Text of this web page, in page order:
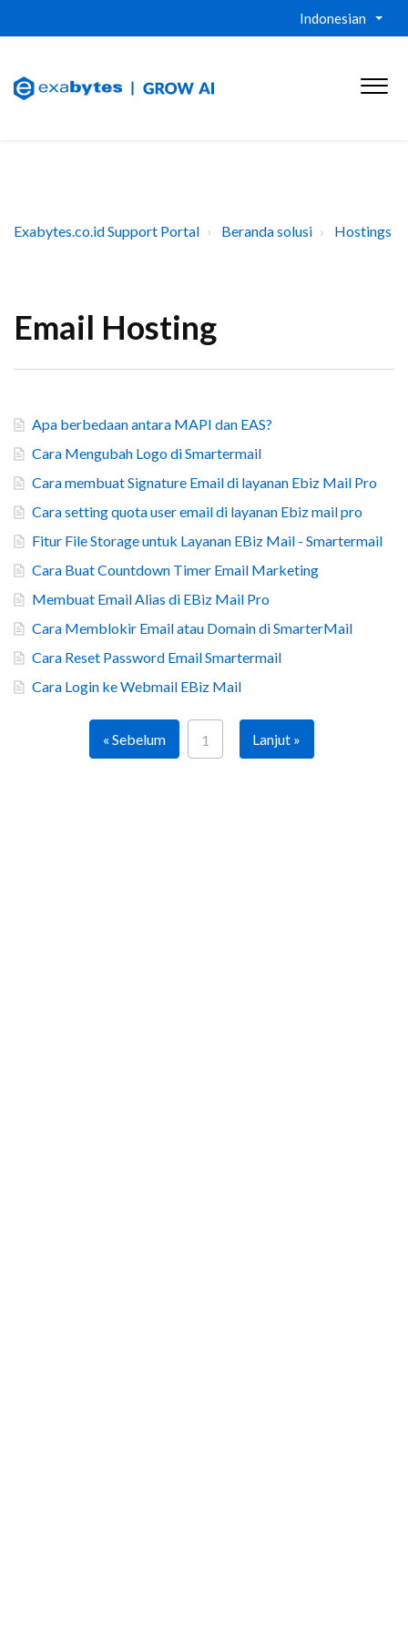
Indonesian
Exabytes.co.id Support Portal Beranda solusi Hostings
Email Hosting
Apa berbedaan antara MAPI dan EAS?
Cara Mengubah Logo di Smartermail
Cara membuat Signature Email di layanan Ebiz Mail Pro
Cara setting quota user email di layanan Ebiz mail pro
Fitur File Storage untuk Layanan EBiz Mail - Smartermail
Cara Buat Countdown Timer Email Marketing
Membuat Email Alias di EBiz Mail Pro
Cara Memblokir Email atau Domain di SmarterMail
Cara Reset Password Email Smartermail
Cara Login ke Webmail EBiz Mail
« Sebelum 1 Lanjut »